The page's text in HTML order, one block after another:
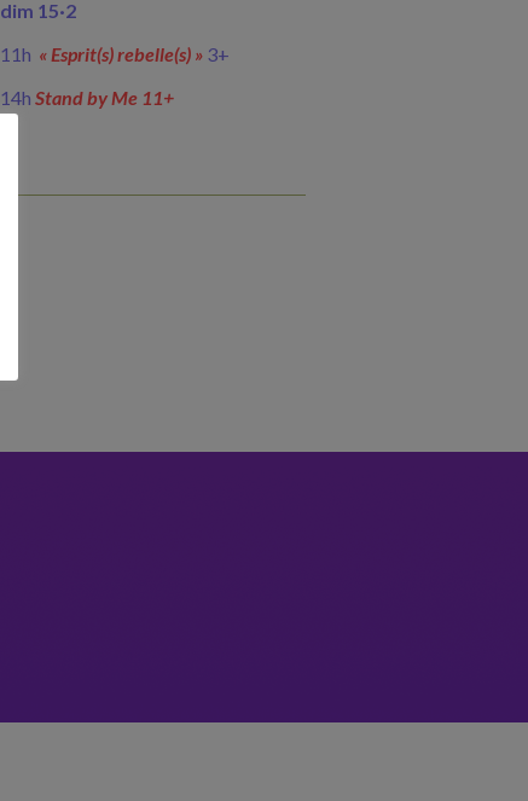
dim 15·2
11h « Esprit(s) rebelle(s) » 3+
14h Stand by Me 11+